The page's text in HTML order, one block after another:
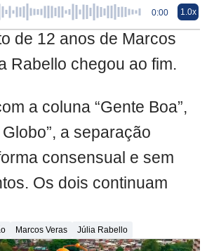
0:00 1.0x
de 12 anos de Marcos
Rabello chegou ao fim.
a coluna “Gente Boa”,
a separação
consensual e sem
Os dois continuam
Marcos Veras Júlia Rabello